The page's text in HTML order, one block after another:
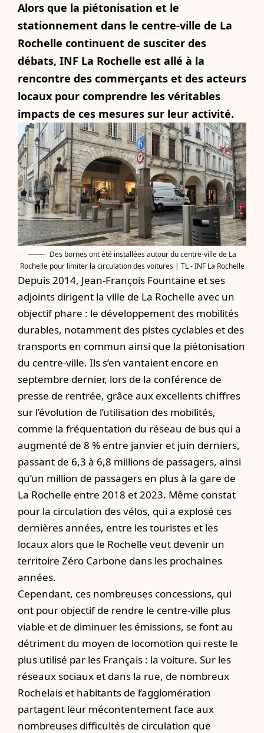
Alors que la piétonisation et le
stationnement dans le centre-ville de La
Rochelle continuent de susciter des
débats, INF La Rochelle est allé à la
rencontre des commerçants et des acteurs
locaux pour comprendre les véritables
impacts de ces mesures sur leur activité.
Des bornes ont été installées autour du centre-ville de La
Rochelle pour limiter la circulation des voitures | TL - INF La Rochelle
Depuis 2014, Jean-François Fountaine et ses
adjoints dirigent la ville de La Rochelle avec un
objectif phare : le développement des mobilités
durables, notamment des pistes cyclables et des
transports en commun ainsi que la piétonisation
du centre-ville. Ils s’en vantaient encore en
septembre dernier, lors de la conférence de
presse de rentrée, grâce aux excellents chiffres
sur l’évolution de l’utilisation des mobilités,
comme la fréquentation du réseau de bus qui a
augmenté de 8 % entre janvier et juin derniers,
passant de 6,3 à 6,8 millions de passagers, ainsi
qu’un million de passagers en plus à la gare de
La Rochelle entre 2018 et 2023. Même constat
pour la circulation des vélos, qui a explosé ces
dernières années, entre les touristes et les
locaux alors que le Rochelle veut devenir un
territoire Zéro Carbone dans les prochaines
années.
Cependant, ces nombreuses concessions, qui
ont pour objectif de rendre le centre-ville plus
viable et de diminuer les émissions, se font au
détriment du moyen de locomotion qui reste le
plus utilisé par les Français : la voiture. Sur les
réseaux sociaux et dans la rue, de nombreux
Rochelais et habitants de l’agglomération
partagent leur mécontentement face aux
nombreuses difficultés de circulation que